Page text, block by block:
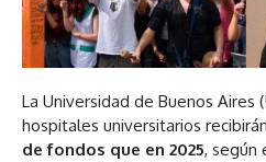
La Universidad de Buenos Aires
hospitales universitarios
de fondos que en 2025, según